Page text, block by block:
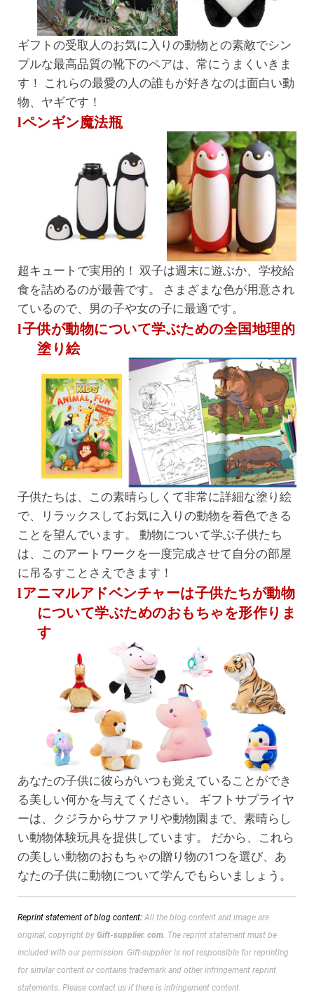
ギフトの受取人のお気に入りの動物との素敵でシン
プルな最高品質の靴下のペアは、常にうまくいきま
す！ これらの最愛の人の誰もが好きなのは面白い動
物、ヤギです！
lペンギン魔法瓶
超キュートで実用的！ 双子は週末に遊ぶか、学校給
食を詰めるのが最善です。 さまざまな色が用意され
ているので、男の子や女の子に最適です。
l子供が動物について学ぶための全国地理的
塗り絵
子供たちは、この素晴らしくて非常に詳細な塗り絵
で、リラックスしてお気に入りの動物を着色できる
ことを望んでいます。 動物について学ぶ子供たち
は、このアートワークを一度完成させて自分の部屋
に吊るすことさえできます！
lアニマルアドベンチャーは子供たちが動物
について学ぶためのおもちゃを形作りま
す
あなたの子供に彼らがいつも覚えていることができ
る美しい何かを与えてください。 ギフトサプライヤ
ーは、クジラからサファリや動物園まで、素晴らし
い動物体験玩具を提供しています。 だから、これら
の美しい動物のおもちゃの贈り物の1つを選び、あ
なたの子供に動物について学んでもらいましょう。
Reprint statement of blog content: All the blog content and image are
original, copyright by Gift-supplier. com. The reprint statement must be
included with our permission. Gift-supplier is not responsible for reprinting
for similar content or contains trademark and other infringement reprint
statements. Please contact us if there is infringement content.